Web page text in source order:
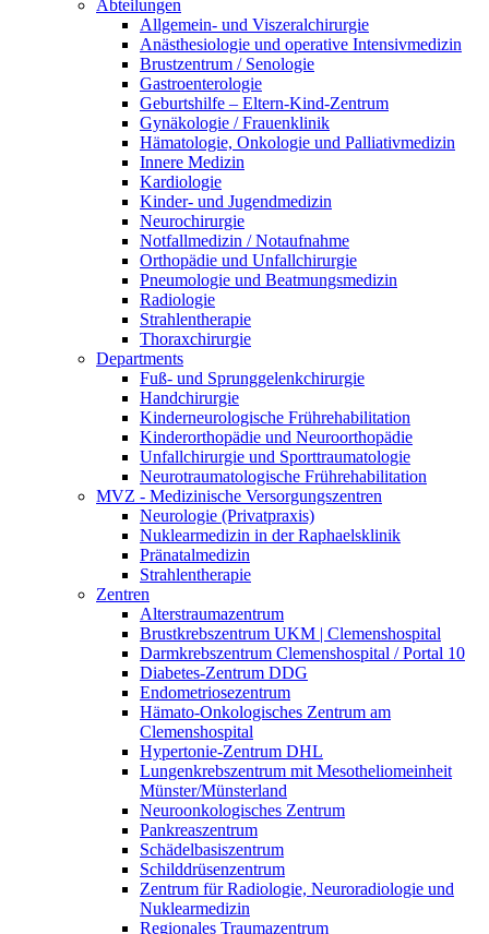
Abteilungen
Allgemein- und Viszeralchirurgie
Anästhesiologie und operative Intensivmedizin
Brustzentrum / Senologie
Gastroenterologie
Geburtshilfe – Eltern-Kind-Zentrum
Gynäkologie / Frauenklinik
Hämatologie, Onkologie und Palliativmedizin
Innere Medizin
Kardiologie
Kinder- und Jugendmedizin
Neurochirurgie
Notfallmedizin / Notaufnahme
Orthopädie und Unfallchirurgie
Pneumologie und Beatmungsmedizin
Radiologie
Strahlentherapie
Thoraxchirurgie
Departments
Fuß- und Sprunggelenkchirurgie
Handchirurgie
Kinderneurologische Frührehabilitation
Kinderorthopädie und Neuroorthopädie
Unfallchirurgie und Sporttraumatologie
Neurotraumatologische Frührehabilitation
MVZ - Medizinische Versorgungszentren
Neurologie (Privatpraxis)
Nuklearmedizin in der Raphaelsklinik
Pränatalmedizin
Strahlentherapie
Zentren
Alterstraumazentrum
Brustkrebszentrum UKM | Clemenshospital
Darmkrebszentrum Clemenshospital / Portal 10
Diabetes-Zentrum DDG
Endometriosezentrum
Hämato-Onkologisches Zentrum am
Clemenshospital
Hypertonie-Zentrum DHL
Lungenkrebszentrum mit Mesotheliomeinheit
Münster/Münsterland
Neuroonkologisches Zentrum
Pankreaszentrum
Schädelbasiszentrum
Schilddrüsenzentrum
Zentrum für Radiologie, Neuroradiologie und
Nuklearmedizin
Regionales Traumazentrum